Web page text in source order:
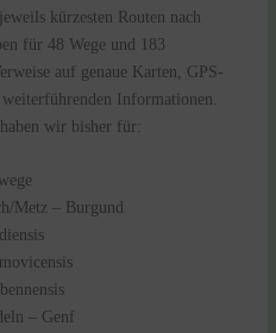
kürzesten Routen nach
für 48 Wege und 183
auf genaue Karten, GPS-
Informationen.
wir bisher für:
Metz – Burgund
– Genf